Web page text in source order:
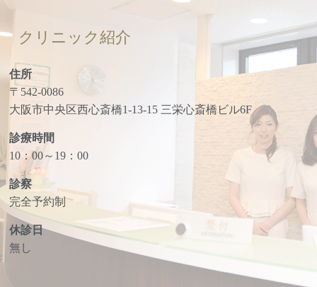
クリニック紹介
住所
〒542-0086
大阪市中央区西心斎橋1-13-15 三栄心斎橋ビル6F
診療時間
10：00～19：00
診察
完全予約制
休診日
無し